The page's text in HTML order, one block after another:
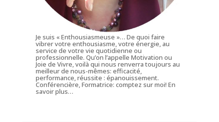
Je suis « Enthousiasmeuse »… De quoi faire
vibrer votre enthousiasme, votre énergie, au
service de votre vie quotidienne ou
professionnelle. Qu’on l’appelle Motivation ou
Joie de Vivre, voilà qui nous renverra toujours au
meilleur de nous-mêmes: efficacité,
performance, réussite : épanouissement.
Conférencière, Formatrice: comptez sur moi!En
savoir plus…